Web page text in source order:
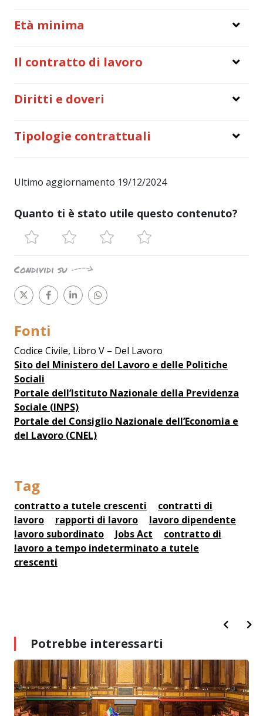
Età minima
Il contratto di lavoro
Diritti e doveri
Tipologie contrattuali
Ultimo aggiornamento 19/12/2024
Quanto ti è stato utile questo contenuto?
Condividi su
Fonti
Codice Civile, Libro V – Del Lavoro
Sito del Ministero del Lavoro e delle Politiche
Sociali
Portale dell’Istituto Nazionale della Previdenza
Sociale (INPS)
Portale del Consiglio Nazionale dell’Economia e
del Lavoro (CNEL)
Tag
contratto a tutele crescenti
contratti di
lavoro
rapporti di lavoro
lavoro dipendente
lavoro subordinato
Jobs Act
contratto di
lavoro a tempo indeterminato a tutele
crescenti
Potrebbe interessarti